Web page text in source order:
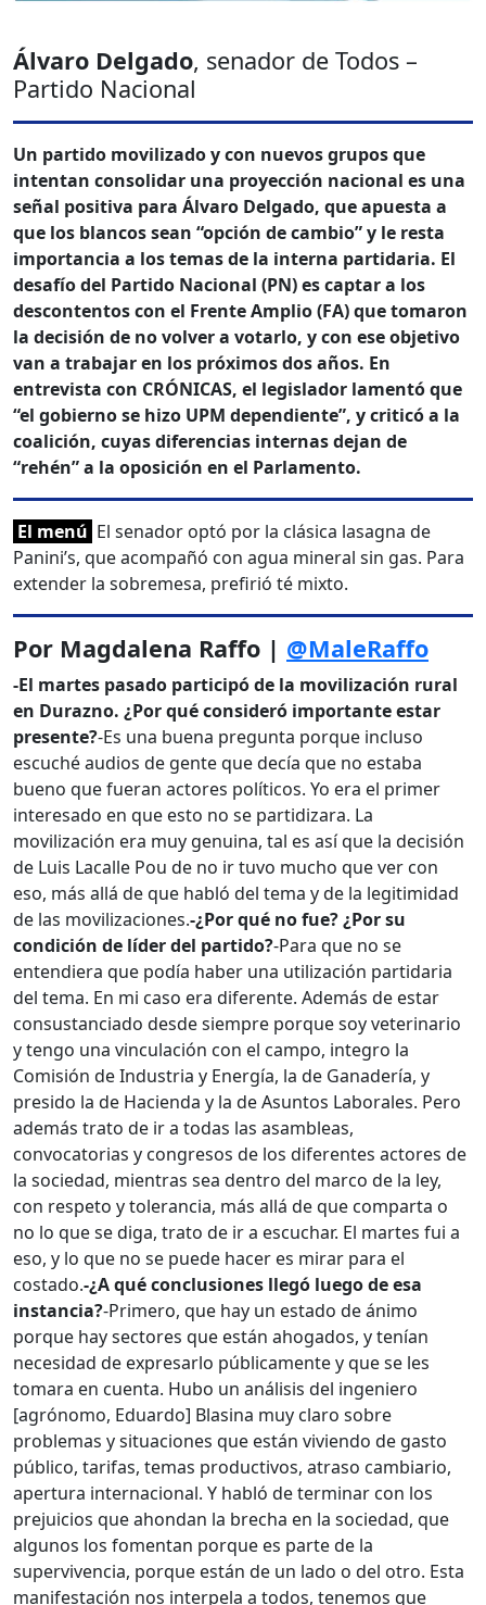
Álvaro Delgado, senador de Todos –
Partido Nacional
Un partido movilizado y con nuevos grupos que
intentan consolidar una proyección nacional es una
señal positiva para Álvaro Delgado, que apuesta a
que los blancos sean “opción de cambio” y le resta
importancia a los temas de la interna partidaria. El
desafío del Partido Nacional (PN) es captar a los
descontentos con el Frente Amplio (FA) que tomaron
la decisión de no volver a votarlo, y con ese objetivo
van a trabajar en los próximos dos años. En
entrevista con CRÓNICAS, el legislador lamentó que
“el gobierno se hizo UPM dependiente”, y criticó a la
coalición, cuyas diferencias internas dejan de
“rehén” a la oposición en el Parlamento.
El menú El senador optó por la clásica lasagna de
Panini’s, que acompañó con agua mineral sin gas. Para
extender la sobremesa, prefirió té mixto.
Por Magdalena Raffo | @MaleRaffo
-El martes pasado participó de la movilización rural
en Durazno. ¿Por qué consideró importante estar
presente?-Es una buena pregunta porque incluso
escuché audios de gente que decía que no estaba
bueno que fueran actores políticos. Yo era el primer
interesado en que esto no se partidizara. La
movilización era muy genuina, tal es así que la decisión
de Luis Lacalle Pou de no ir tuvo mucho que ver con
eso, más allá de que habló del tema y de la legitimidad
de las movilizaciones.-¿Por qué no fue? ¿Por su
condición de líder del partido?-Para que no se
entendiera que podía haber una utilización partidaria
del tema. En mi caso era diferente. Además de estar
consustanciado desde siempre porque soy veterinario
y tengo una vinculación con el campo, integro la
Comisión de Industria y Energía, la de Ganadería, y
presido la de Hacienda y la de Asuntos Laborales. Pero
además trato de ir a todas las asambleas,
convocatorias y congresos de los diferentes actores de
la sociedad, mientras sea dentro del marco de la ley,
con respeto y tolerancia, más allá de que comparta o
no lo que se diga, trato de ir a escuchar. El martes fui a
eso, y lo que no se puede hacer es mirar para el
costado.-¿A qué conclusiones llegó luego de esa
instancia?-Primero, que hay un estado de ánimo
porque hay sectores que están ahogados, y tenían
necesidad de expresarlo públicamente y que se les
tomara en cuenta. Hubo un análisis del ingeniero
[agrónomo, Eduardo] Blasina muy claro sobre
problemas y situaciones que están viviendo de gasto
público, tarifas, temas productivos, atraso cambiario,
apertura internacional. Y habló de terminar con los
prejuicios que ahondan la brecha en la sociedad, que
algunos los fomentan porque es parte de la
supervivencia, porque están de un lado o del otro. Esta
manifestación nos interpela a todos, tenemos que